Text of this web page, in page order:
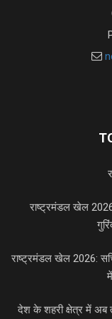
राष्ट्रमंडल खेल
राष्ट्रमंडल खेल 2026:
देश के शहरी क्षेत्र में अब